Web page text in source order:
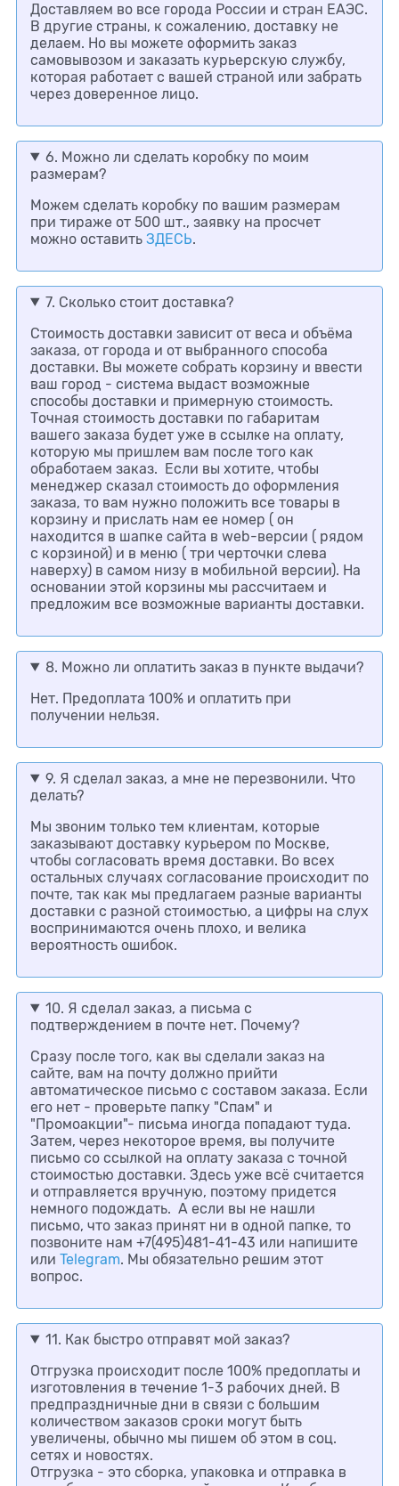
Доставляем во все города России и стран ЕАЭС.
В другие страны, к сожалению, доставку не
делаем. Но вы можете оформить заказ
самовывозом и заказать курьерскую службу,
которая работает с вашей страной или забрать
через доверенное лицо.
6. Можно ли сделать коробку по моим
размерам?
Можем сделать коробку по вашим размерам
при тираже от 500 шт., заявку на просчет
можно оставить ЗДЕСЬ.
7. Сколько стоит доставка?
Стоимость доставки зависит от веса и объёма
заказа, от города и от выбранного способа
доставки. Вы можете собрать корзину и ввести
ваш город - система выдаст возможные
способы доставки и примерную стоимость.
Точная стоимость доставки по габаритам
вашего заказа будет уже в ссылке на оплату,
которую мы пришлем вам после того как
обработаем заказ.
Если вы хотите, чтобы
менеджер сказал стоимость до оформления
заказа, то вам нужно положить все товары в
корзину и прислать нам ее номер ( он
находится в шапке сайта в web-версии ( рядом
с корзиной) и в меню ( три черточки слева
наверху) в самом низу в мобильной версии). На
основании этой корзины мы рассчитаем и
предложим все возможные варианты доставки.
8. Можно ли оплатить заказ в пункте выдачи?
Нет. Предоплата 100% и оплатить при
получении нельзя.
9. Я сделал заказ, а мне не перезвонили. Что
делать?
Мы звоним только тем клиентам, которые
заказывают доставку курьером по Москве,
чтобы согласовать время доставки. Во всех
остальных случаях согласование происходит по
почте, так как мы предлагаем разные варианты
доставки с разной стоимостью, а цифры на слух
воспринимаются очень плохо, и велика
вероятность ошибок.
10. Я сделал заказ, а письма с
подтверждением в почте нет. Почему?
Сразу после того, как вы сделали заказ на
сайте, вам на почту должно прийти
автоматическое письмо с составом заказа. Если
его нет - проверьте папку "Спам" и
"Промоакции"- письма иногда попадают туда.
Затем, через некоторое время, вы получите
письмо со ссылкой на оплату заказа с точной
стоимостью доставки. Здесь уже всё считается
и отправляется вручную, поэтому придется
немного подождать. А если вы не нашли
письмо, что заказ принят ни в одной папке, то
позвоните нам +7(495)481-41-43 или напишите
или Telegram. Мы обязательно решим этот
вопрос.
11. Как быстро отправят мой заказ?
Отгрузка происходит после 100% предоплаты и
изготовления в течение 1-3 рабочих дней. В
предпраздничные дни в связи с большим
количеством заказов сроки могут быть
увеличены, обычно мы пишем об этом в соц.
сетях и новостях.
Отгрузка - это сборка, упаковка и отправка в